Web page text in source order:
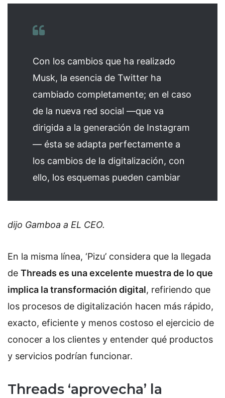
Con los cambios que ha realizado
Musk, la esencia de Twitter ha
cambiado completamente; en el caso
de la nueva red social —que va
dirigida a la generación de Instagram
— ésta se adapta perfectamente a
los cambios de la digitalización, con
ello, los esquemas pueden cambiar
dijo Gamboa a EL CEO.
En la misma línea, ‘Pizu’ considera que la llegada
de Threads es una excelente muestra de lo que
implica la transformación digital, refiriendo que
los procesos de digitalización hacen más rápido,
exacto, eficiente y menos costoso el ejercicio de
conocer a los clientes y entender qué productos
y servicios podrían funcionar.
Threads ‘aprovecha’ la